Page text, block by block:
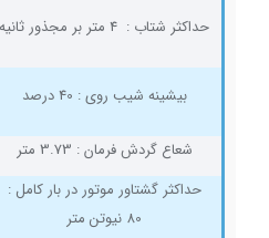
حداکثر شتاب : 4 متر بر مجذور ثانیه
بیشینه شیب روی : 40 درصد
شعاع گردش فرمان : 3.73 متر
حداکثر گشتاور موتور در بار کامل :
80 نیوتن متر